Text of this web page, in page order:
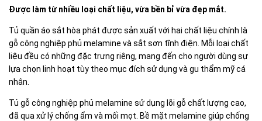
Được làm từ nhiều loại chất liệu, vừa bền bỉ vừa đẹp mắt.
Tủ quần áo sắt hòa phát được sản xuất với hai chất liệu chính là
gỗ công nghiệp phủ melamine và sắt sơn tĩnh điện. Mỗi loại chất
liệu đều có những đặc trưng riêng, mang đến cho người dùng sự
lựa chọn linh hoạt tùy theo mục đích sử dụng và gu thẩm mỹ cá
nhân.
Tủ gỗ công nghiệp phủ melamine sử dụng lõi gỗ chất lượng cao,
đã qua xử lý chống ẩm và mối mọt. Bề mặt melamine giúp chống